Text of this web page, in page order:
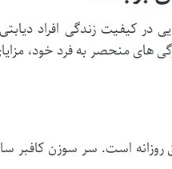
در کیفیت زندگی افراد
انسولین کافبر سایز 4 به دلیل ویژگی های منحصر به